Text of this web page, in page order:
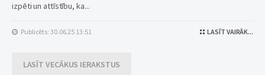
izpēti un attīstību, ka...
Publicēts: 30.06.25 13:51 LASĪT VAIRĀK...
LASĪT VECĀKUS IERAKSTUS